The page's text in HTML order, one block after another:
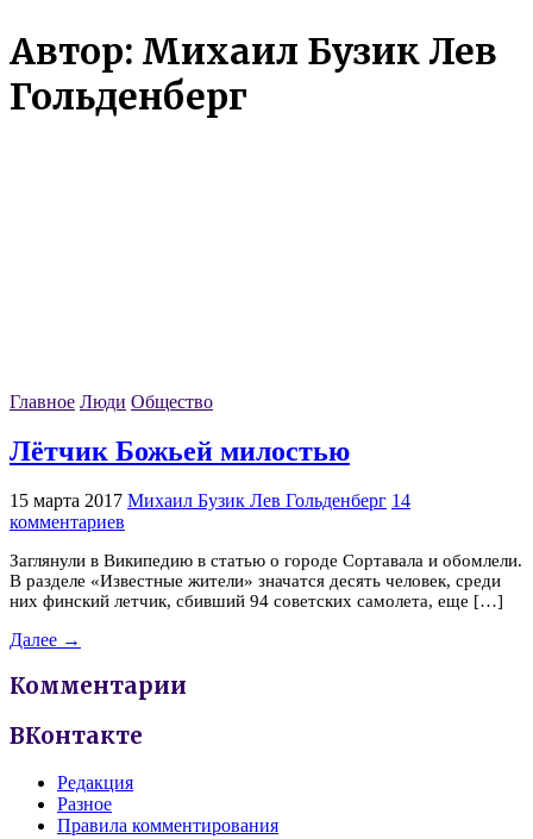
Автор: Михаил Бузик Лев
Гольденберг
Главное Люди Общество
Лётчик Божьей милостью
15 марта 2017 Михаил Бузик Лев Гольденберг 14
комментариев
Заглянули в Википедию в статью о городе Сортавала и обомлели.
В разделе «Известные жители» значатся десять человек, среди
них финский летчик, сбивший 94 советских самолета, еще […]
Далее →
Комментарии
ВКонтакте
Редакция
Разное
Правила комментирования